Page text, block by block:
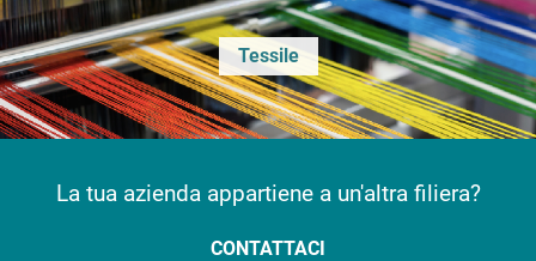
Tessile
La tua azienda appartiene a un'altra filiera?
CONTATTACI